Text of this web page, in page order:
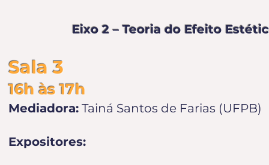
Eixo 2 – Teoria do Efeito
Sala 3
16h às 17h
Mediadora: Tainá Santos de Farias (UFPB)
Expositores: